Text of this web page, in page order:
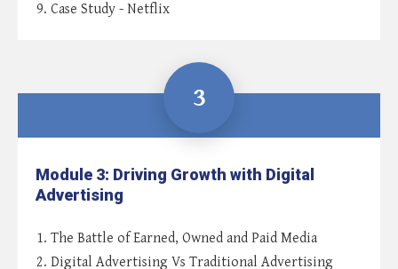
9. Case Study - Netflix
3
Module 3: Driving Growth with Digital
Advertising
1. The Battle of Earned, Owned and Paid Media
2. Digital Advertising Vs Traditional Advertising